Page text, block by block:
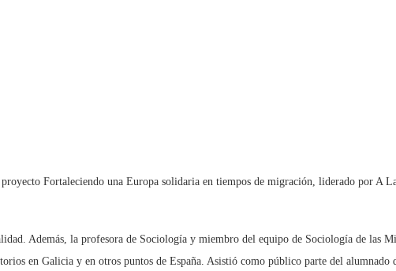
Fortaleciendo una Europa solidaria en tiempos de migración, liderado por A
Además, la profesora de Sociología y miembro del equipo de Sociología de las
en Galicia y en otros puntos de España. Asistió como público parte del